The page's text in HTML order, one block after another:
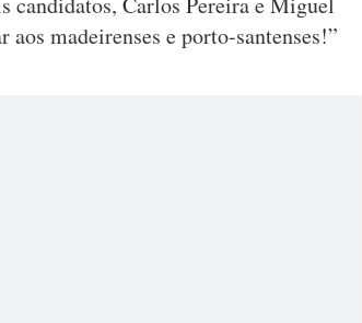
madeirenses e porto-santenses!”